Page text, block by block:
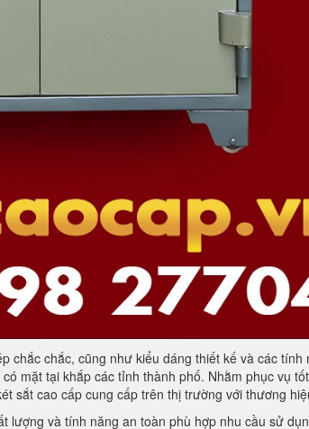
chắc chắc, cũng như kiểu dáng thiết kế và các
mặt tại khắp các tỉnh thành phố. Nhằm phục vụ
sắt cao cấp cung cấp trên thị trường với thương
và tính năng an toàn phù hợp nhu cầu sử